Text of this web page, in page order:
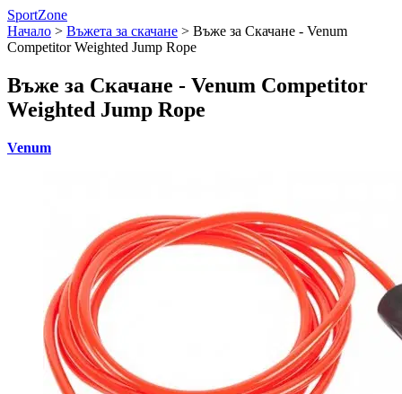
SportZone
Начало > Въжета за скачане > Въже за Скачане - Venum
Competitor Weighted Jump Rope
Въже за Скачане - Venum Competitor
Weighted Jump Rope
Venum